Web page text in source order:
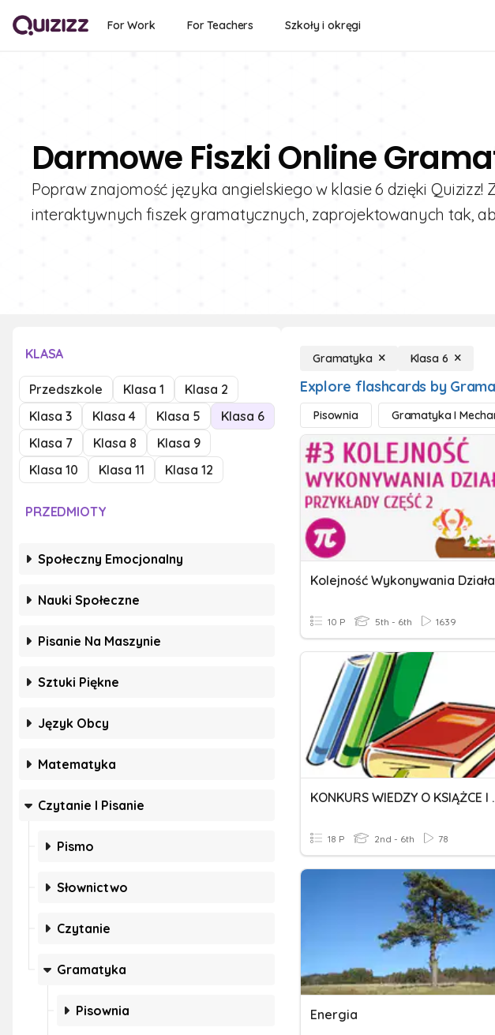
For Work For Teachers Szkoły i okręgi
Darmowe Fiszki Online
Popraw znajomość języka angielskiego w klasie 6 dzięki Quizizz!
interaktywnych fiszek gramatycznych, zaprojektowanych tak,
KLASA
Przedszkole Klasa 1
Klasa 2
Klasa 3
Klasa 4 Klasa 5
Klasa 6
Klasa 7
Klasa 8
Klasa 9
Klasa 10
Klasa 11 Klasa 12
PRZEDMIOTY
Społeczny Emocjonalny
Nauki Społeczne
Pisanie Na Maszynie
Sztuki Piękne
Język Obcy
Matematyka
Czytanie I Pisanie
Pismo
Słownictwo
Czytanie
Gramatyka
Pisownia
Gramatyka Klasa 6
Explore flashcards by
Pisownia Gramatyka I
Kolejność Wykonywania
10 P 5th - 6th 1639
KONKURS
18 P 2nd - 6th 78
Energia